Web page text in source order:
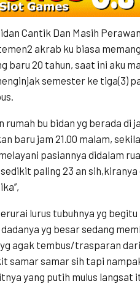
Cantik Dan Masih
akrab ku biasa
baru 20 tahun, saat ini aku
semester ke tiga(3)
bu bidan yg berada di
baru jam 21.00 malam,
pasiannya didalam
paling 23 an sih,kiranya
lurus tubuhnya yg
yg besar sedang
agak tembus/trasparan
samar samar sih tapi
yang putih mulus langsat